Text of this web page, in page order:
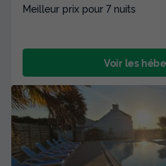
Meilleur prix pour 7 nuits
Voir les